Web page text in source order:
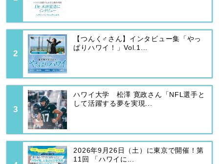
【つんく♂さん】インタビュー集「やっ
ぱりハワイ！」Vol.1...
ハワイ大学 松澤 寛政さん「NFL選手と
して活躍する夢を実現...
2026年9月26日（土）に東京で開催！第
11回 「ハワイに...